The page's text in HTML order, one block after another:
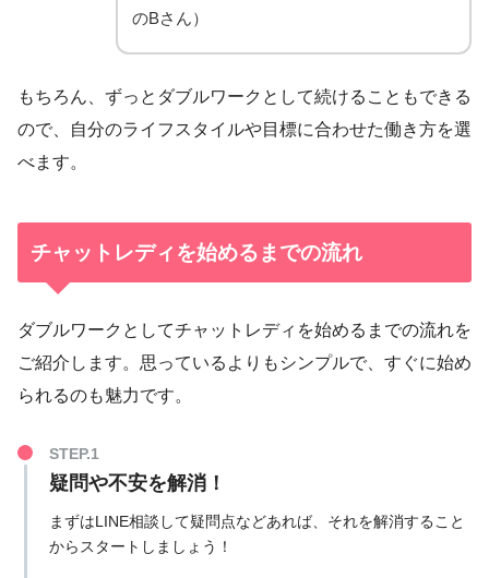
のBさん）
もちろん、ずっとダブルワークとして続けることもできる
ので、自分のライフスタイルや目標に合わせた働き方を選
べます。
チャットレディを始めるまでの流れ
ダブルワークとしてチャットレディを始めるまでの流れを
ご紹介します。思っているよりもシンプルで、すぐに始め
られるのも魅力です。
疑問や不安を解消！
まずはLINE相談して疑問点などあれば、それを解消すること
からスタートしましょう！